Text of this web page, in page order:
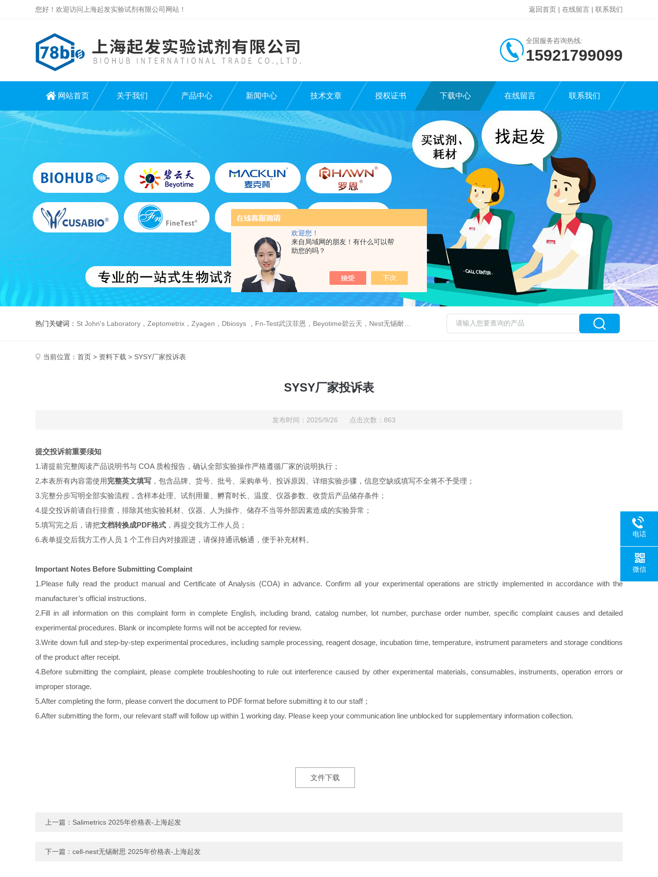
欢迎您！
来自局域网的朋友！有什么可以帮
助您的吗？
您好！欢迎访问上海起发实验试剂有限公司网站！ 返回首页 | 在线留言 | 联系我们
全国服务咨询热线:
15921799099
网站首页 关于我们 产品中心 新闻中心 技术文章 授权证书 下载中心 在线留言 联系我们
热门关键词： St John's Laboratory，Zeptometrix，Zyagen，Dbiosys ，Fn-Test武汉菲恩，Beyotime碧云天，Nest无锡耐思，Elabscience伊莱瑞特，Macklin麦克林生物，Cobioer科佰生物
当前位置： 首页 > 资料下载 > SYSY厂家投诉表
SYSY厂家投诉表
发布时间：2025/9/26 点击次数：863
提交投诉前重要须知
1.请提前完整阅读产品说明书与 COA 质检报告，确认全部实验操作严格遵循厂家的说明执行；
2.本表所有内容需使用完整英文填写 ，包含品牌、货号、批号、采购单号、投诉原因、详细实验步骤，信息空缺或填写不全将不予受理；
3.完整分步写明全部实验流程，含样本处理、试剂用量、孵育时长、温度、仪器参数、收货后产品储存条件；
4.提交投诉前请自行排查，排除其他实验耗材、仪器、人为操作、储存不当等外部因素造成的实验异常；
5.填写完之后，请把文档转换成PDF格式 ，再提交我方工作人员；
6.表单提交后我方工作人员 1 个工作日内对接跟进，请保持通讯畅通，便于补充材料。
Important Notes Before Submitting Complaint
1.Please fully read the product manual and Certificate of Analysis (COA) in advance. Confirm all your experimental operations are strictly implemented in accordance with the
manufacturer’s official instructions.
2.Fill in all information on this complaint form in complete English, including brand, catalog number, lot number, purchase order number, specific complaint causes and detailed
experimental procedures. Blank or incomplete forms will not be accepted for review.
3.Write down full and step-by-step experimental procedures, including sample processing, reagent dosage, incubation time, temperature, instrument parameters and storage conditions
of the product after receipt.
4.Before submitting the complaint, please complete troubleshooting to rule out interference caused by other experimental materials, consumables, instruments, operation errors or
improper storage.
5.After completing the form, please convert the document to PDF format before submitting it to our staff；
6.After submitting the form, our relevant staff will follow up within 1 working day. Please keep your communication line unblocked for supplementary information collection.
文件下载
上一篇： Salimetrics 2025年价格表-上海起发
下一篇： cell-nest无锡耐思 2025年价格表-上海起发
电话
微信